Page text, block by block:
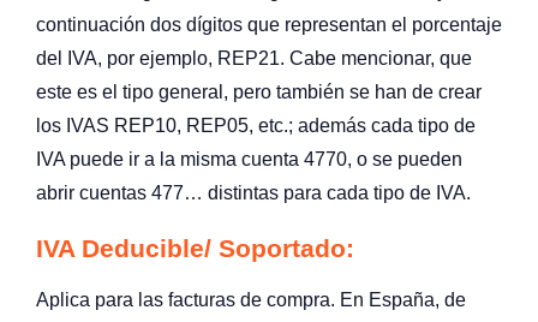
continuación dos dígitos que representan el porcentaje
del IVA, por ejemplo, REP21. Cabe mencionar, que
este es el tipo general, pero también se han de crear
los IVAS REP10, REP05, etc.; además cada tipo de
IVA puede ir a la misma cuenta 4770, o se pueden
abrir cuentas 477… distintas para cada tipo de IVA.
IVA Deducible/ Soportado:
Aplica para las facturas de compra. En España, de